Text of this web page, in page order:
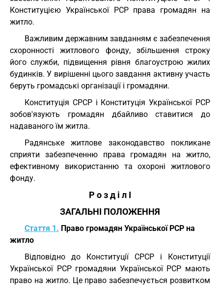
Конституцією Української РСР права громадян на
житло.
Важливим державним завданням є забезпечення
схоронності житлового фонду, збільшення строку
його служби, підвищення рівня благоустрою жилих
будинків. У вирішенні цього завдання активну участь
беруть громадські організації і громадяни.
Конституція СРСР і Конституція Української РСР
зобов'язують громадян дбайливо ставитися до
надаваного їм житла.
Радянське житлове законодавство покликане
сприяти забезпеченню права громадян на житло,
ефективному використанню та охороні житлового
фонду.
Р о з д і л I
ЗАГАЛЬНІ ПОЛОЖЕННЯ
Стаття 1. Право громадян Української РСР на
житло
Відповідно до Конституції СРСР і Конституції
Української РСР громадяни Української РСР мають
право на житло. Це право забезпечується розвитком